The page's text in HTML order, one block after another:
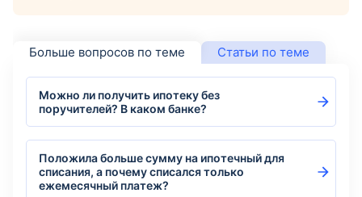
Больше вопросов по теме Статьи по теме
Можно ли получить ипотеку без
поручителей? В каком банке?
Положила больше сумму на ипотечный для
списания, а почему списался только
ежемесячный платеж?